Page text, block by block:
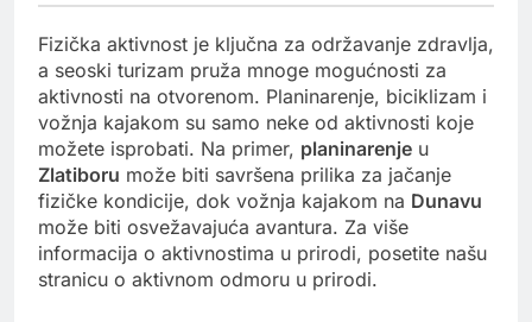
Fizička aktivnost je ključna za održavanje zdravlja,
a seoski turizam pruža mnoge mogućnosti za
aktivnosti na otvorenom. Planinarenje, biciklizam i
vožnja kajakom su samo neke od aktivnosti koje
možete isprobati. Na primer, planinarenje u
Zlatiboru može biti savršena prilika za jačanje
fizičke kondicije, dok vožnja kajakom na Dunavu
može biti osvežavajuća avantura. Za više
informacija o aktivnostima u prirodi, posetite našu
stranicu o aktivnom odmoru u prirodi.